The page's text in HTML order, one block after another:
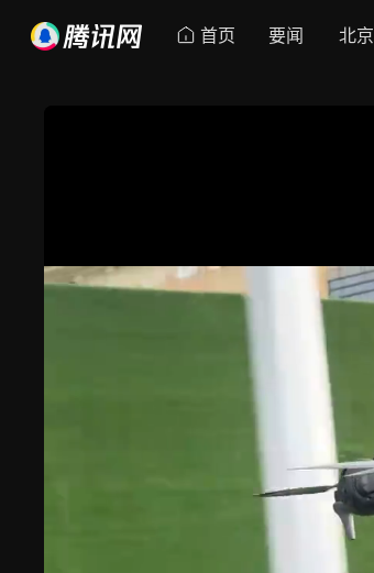
首页 要闻 北京